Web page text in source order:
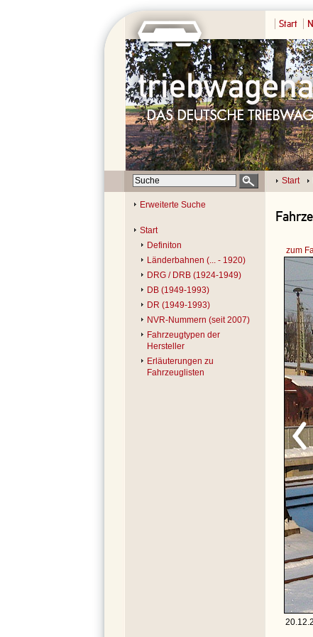
Start
Start
Erweiterte Suche
Start
Definiton
Länderbahnen (... - 1920)
DRG / DRB (1924-1949)
DB (1949-1993)
DR (1949-1993)
NVR-Nummern (seit 2007)
Fahrzeugtypen der
Hersteller
Erläuterungen zu
Fahrzeuglisten
zum